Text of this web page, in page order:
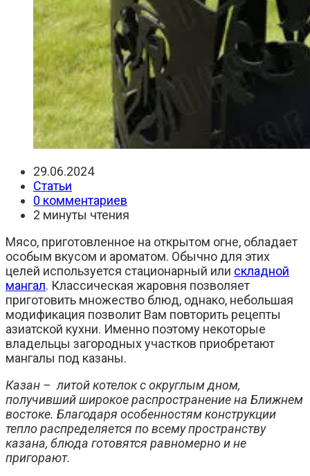
Запись
опубликована:
29.06.2024
Рубрика
записи:
Статьи
Комментарии
к
0 комментариев
Время
2 минуты чтения
Мясо, приготовленное на открытом огне, обладает
особым вкусом и ароматом. Обычно для этих
целей используется стационарный или складной
мангал. Классическая жаровня позволяет
приготовить множество блюд, однако, небольшая
модификация позволит Вам повторить рецепты
азиатской кухни. Именно поэтому некоторые
владельцы загородных участков приобретают
мангалы под казаны.
Казан – литой котелок с округлым дном,
получивший широкое распространение на Ближнем
востоке. Благодаря особенностям конструкции
тепло распределяется по всему пространству
казана, блюда готовятся равномерно и не
пригорают.